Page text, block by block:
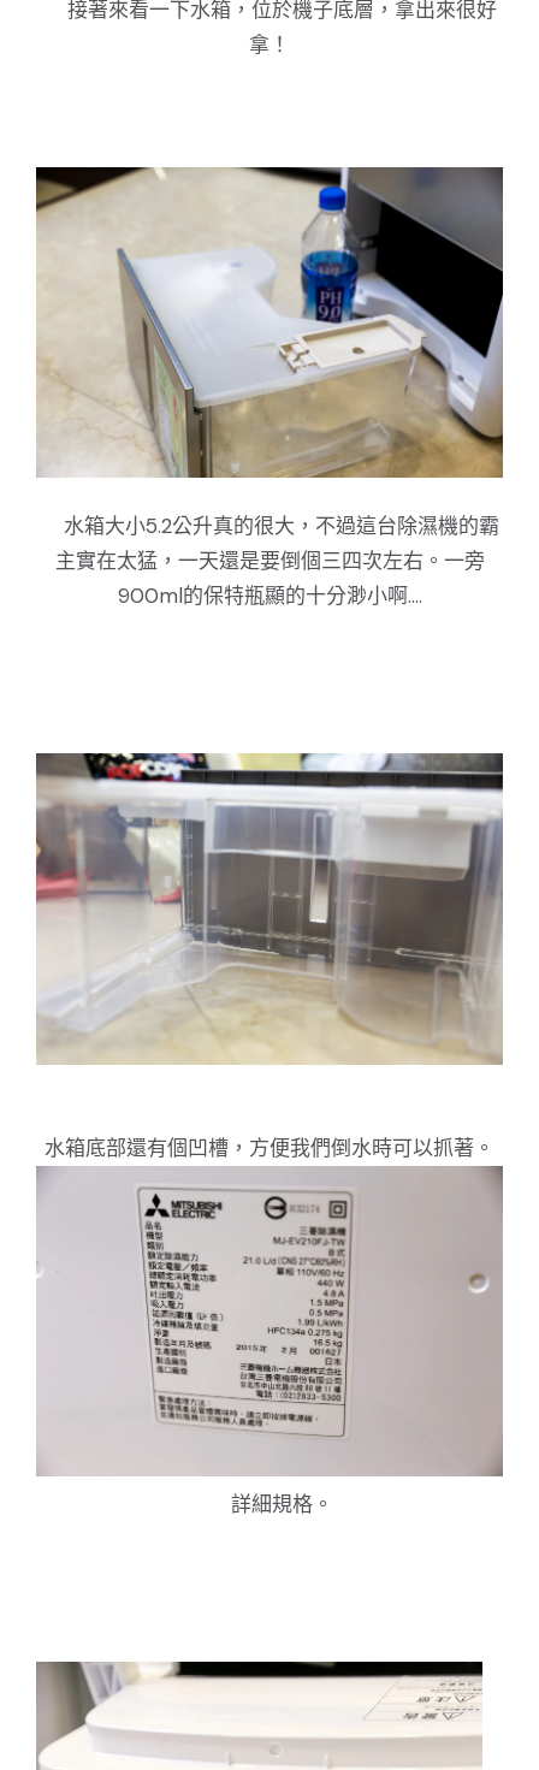
接著來看一下水箱，位於機子底層，拿出來很好
拿！
水箱大小5.2公升真的很大，不過這台除濕機的霸
主實在太猛，一天還是要倒個三四次左右。一旁
900ml的保特瓶顯的十分渺小啊....
水箱底部還有個凹槽，方便我們倒水時可以抓著。
詳細規格。